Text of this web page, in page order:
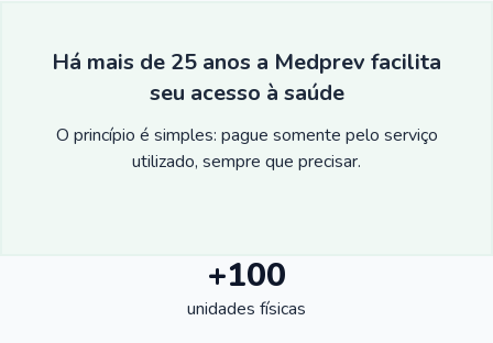
Há mais de 25 anos a Medprev facilita
seu acesso à saúde
O princípio é simples: pague somente pelo serviço
utilizado, sempre que precisar.
+100
unidades físicas